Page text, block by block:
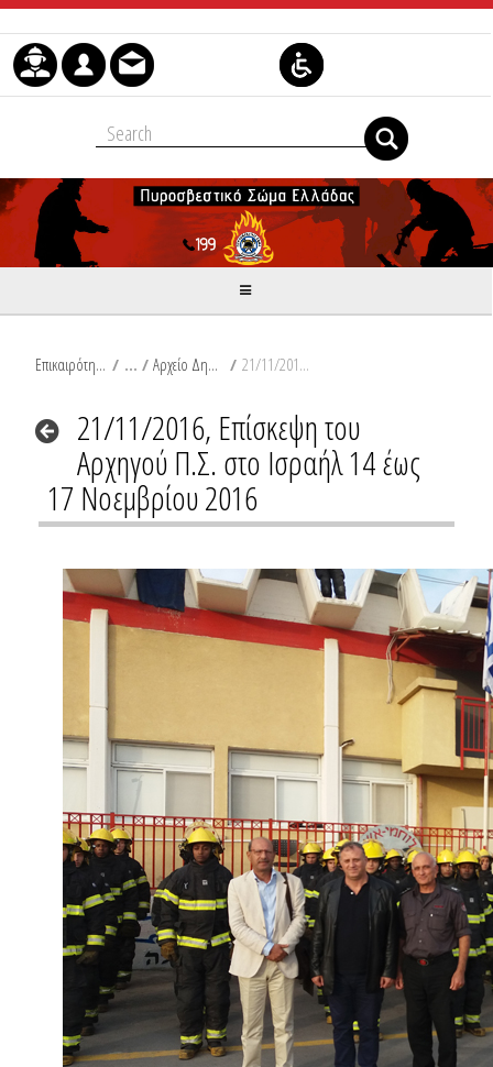
Skip to Content
Επικαιρότητα / Αρχείο Δημοσιεύσεων / 21/11/2016, Επίσκεψη του Αρχηγού Π.Σ. στο Ισραήλ 14 έως 17 Νοεμβρίου 2016
21/11/2016, Επίσκεψη του
Αρχηγού Π.Σ. στο Ισραήλ 14 έως
17 Νοεμβρίου 2016